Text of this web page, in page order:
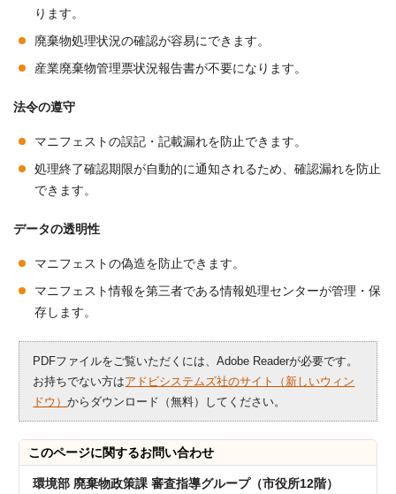
ります。
廃棄物処理状況の確認が容易にできます。
産業廃棄物管理票状況報告書が不要になります。
法令の遵守
マニフェストの誤記・記載漏れを防止できます。
処理終了確認期限が自動的に通知されるため、確認漏れを防止
できます。
データの透明性
マニフェストの偽造を防止できます。
マニフェスト情報を第三者である情報処理センターが管理・保
存します。
PDFファイルをご覧いただくには、Adobe Readerが必要です。
お持ちでない方はアドビシステムズ社のサイト（新しいウィン
ドウ）からダウンロード（無料）してください。
このページに関するお問い合わせ
環境部 廃棄物政策課 審査指導グループ（市役所12階）